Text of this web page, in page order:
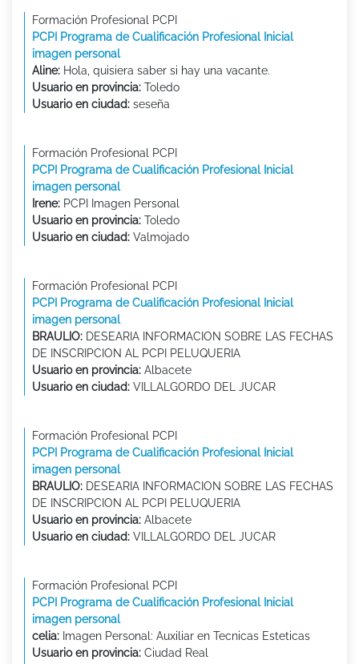
Formación Profesional PCPI
PCPI Programa de Cualificación Profesional Inicial
imagen personal
Aline: Hola, quisiera saber si hay una vacante.
Usuario en provincia: Toledo
Usuario en ciudad: seseña
Formación Profesional PCPI
PCPI Programa de Cualificación Profesional Inicial
imagen personal
Irene: PCPI Imagen Personal
Usuario en provincia: Toledo
Usuario en ciudad: Valmojado
Formación Profesional PCPI
PCPI Programa de Cualificación Profesional Inicial
imagen personal
BRAULIO: DESEARIA INFORMACION SOBRE LAS FECHAS
DE INSCRIPCION AL PCPI PELUQUERIA
Usuario en provincia: Albacete
Usuario en ciudad: VILLALGORDO DEL JUCAR
Formación Profesional PCPI
PCPI Programa de Cualificación Profesional Inicial
imagen personal
BRAULIO: DESEARIA INFORMACION SOBRE LAS FECHAS
DE INSCRIPCION AL PCPI PELUQUERIA
Usuario en provincia: Albacete
Usuario en ciudad: VILLALGORDO DEL JUCAR
Formación Profesional PCPI
PCPI Programa de Cualificación Profesional Inicial
imagen personal
celia: Imagen Personal: Auxiliar en Tecnicas Esteticas
Usuario en provincia: Ciudad Real